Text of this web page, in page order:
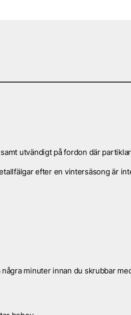
utvändigt på fordon där partiklar
efter en vintersäsong är
minuter innan du skrubbar